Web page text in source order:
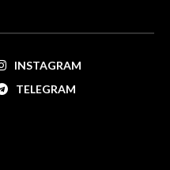
INSTAGRAM
TELEGRAM